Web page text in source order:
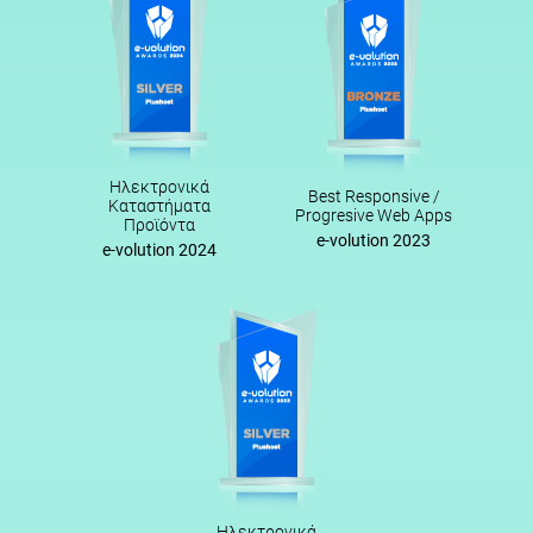
Ηλεκτρονικά
Καταστήματα
Προϊόντα
e-volution 2024
Best Responsive /
Progresive Web Apps
e-volution 2023